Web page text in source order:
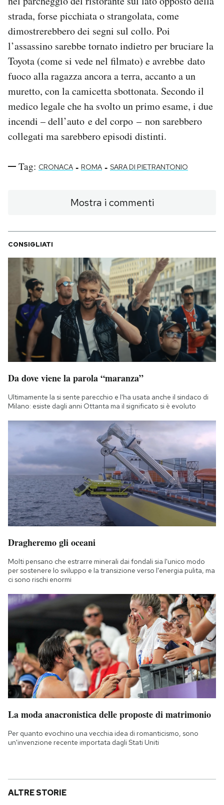
strada, forse picchiata o strangolata, come
dimostrerebbero dei segni sul collo. Poi
l’assassino sarebbe tornato indietro per bruciare la
Toyota (come si vede nel filmato) e avrebbe dato
fuoco alla ragazza ancora a terra, accanto a un
muretto, con la camicetta sbottonata. Secondo il
medico legale che ha svolto un primo esame, i due
incendi – dell’auto e del corpo – non sarebbero
collegati ma sarebbero episodi distinti.
Tag: CRONACA - ROMA - SARA DI PIETRANTONIO
Mostra i commenti
CONSIGLIATI
Da dove viene la parola “maranza”
Ultimamente la si sente parecchio e l'ha usata anche il sindaco di
Milano: esiste dagli anni Ottanta ma il significato si è evoluto
Dragheremo gli oceani
Molti pensano che estrarre minerali dai fondali sia l'unico modo
per sostenere lo sviluppo e la transizione verso l'energia pulita, ma
ci sono rischi enormi
La moda anacronistica delle proposte di matrimonio
Per quanto evochino una vecchia idea di romanticismo, sono
un'invenzione recente importata dagli Stati Uniti
ALTRE STORIE